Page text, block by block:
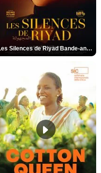
Les Silences de Riyad Bande-annonce VO STFR